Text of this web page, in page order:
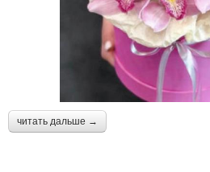
читать дальше →